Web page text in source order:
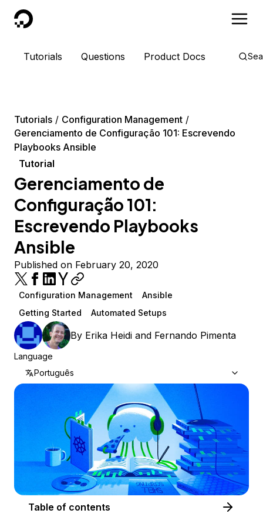
DigitalOcean
Tutorials Questions Product Docs
Tutorials
Configuration Management
Gerenciamento de Configuração 101: Escrevendo
Playbooks Ansible
Tutorial
Gerenciamento de
Configuração 101:
Escrevendo Playbooks
Ansible
Published on February 20, 2020
Configuration Management
Ansible
Getting Started
Automated Setups
By Erika Heidi and Fernando Pimenta
Language
Português
Table of contents